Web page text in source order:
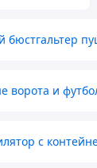
бюстгальтер
ворота и
с